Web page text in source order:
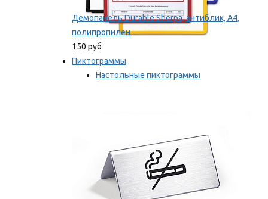
Демопанель Durable Sherpa, антиблик, А4,
полипропилен
150 руб
Пиктограммы
Настольные пиктограммы